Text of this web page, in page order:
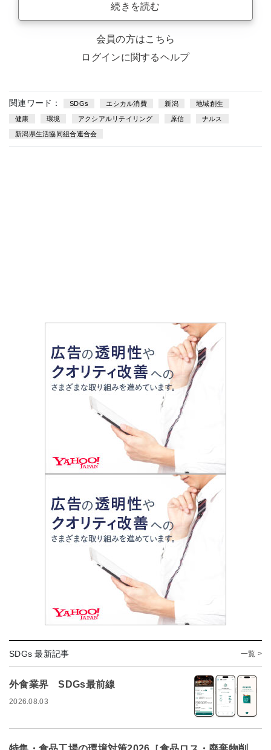
続きを読む
会員の方はこちら
ログインに関するヘルプ
関連ワード： SDGs エシカル消費 新潟 地域創生
健康 環境 アクシアルリテイリング 原信 ナルス
新潟県生活協同組合連合会
SDGs 最新記事 一覧 >
外食業界 SDGs最前線
2026.08.03